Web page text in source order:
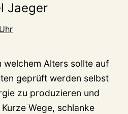
Jaeger
welchem Alters sollte auf
geprüft werden selbst
zu produzieren und
Wege, schlanke